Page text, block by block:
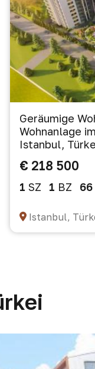
Geräumige
Wohnanlage
Istanbul,
€ 218 500
1 SZ 1 BZ 66
Istanbul,